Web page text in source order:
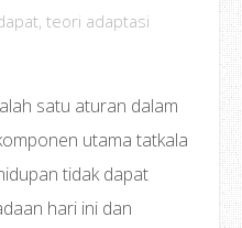
, teori adaptasi
satu aturan dalam
utama tatkala
tidak dapat
hari ini dan